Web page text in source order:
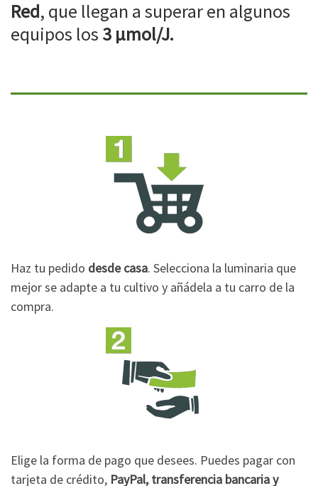
Red, que llegan a superar en algunos
equipos los 3 µmol/J.
Haz tu pedido desde casa. Selecciona la luminaria que
mejor se adapte a tu cultivo y añádela a tu carro de la
compra.
Elige la forma de pago que desees. Puedes pagar con
tarjeta de crédito, PayPal, transferencia bancaria y